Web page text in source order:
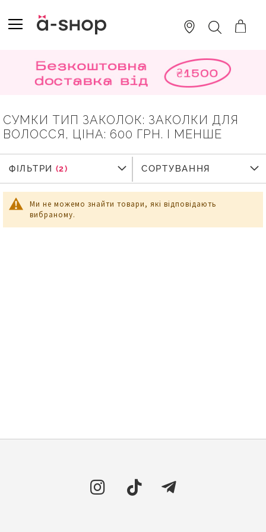
TO
CONTENT
ПОШУК
СУМКИ ТИП ЗАКОЛОК: ЗАКОЛКИ ДЛЯ
ВОЛОССЯ, ЦІНА: 600 ГРН. І МЕНШЕ
Ми не можемо знайти товари, які відповідають
вибраному.
ФІЛЬТРИ
ФІЛЬТРИ СОРТУВАННЯ